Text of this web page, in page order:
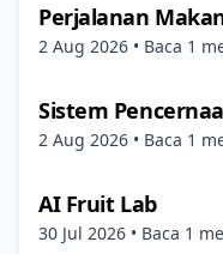
Perjalanan
2 Aug 2026 • Baca 1
Sistem
2 Aug 2026 • Baca 1
AI Fruit Lab
30 Jul 2026 • Baca 1